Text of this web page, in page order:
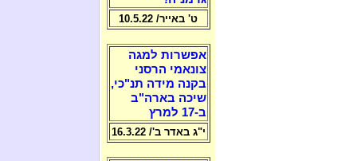
ט' באייר/ 10.5.22
אפשרות למגה
צונאמי הרסני
בקנה מידה תנ"כי,
שיכה בארה"ב
ב-17 למרץ
י"ג באדר ב'/ 16.3.22